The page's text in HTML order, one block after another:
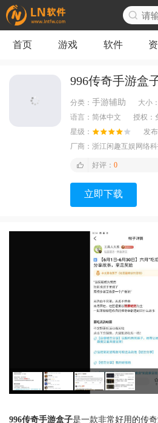
首页 游戏 软件
996传奇手游盒
分类： 手游辅助 大小：
语言： 简体中文 授权：
星级：
发布
厂商： 浙江闲趣互娱网络
好评： 0
立即下载
996传奇手游盒子是一款非常好用的传